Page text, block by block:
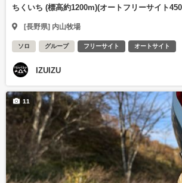
ちくいち (標高約1200m)(オートフリーサイト
[長野県] 内山牧場
ソロ グループ フリーサイト オートサイト
IZUIZU
11